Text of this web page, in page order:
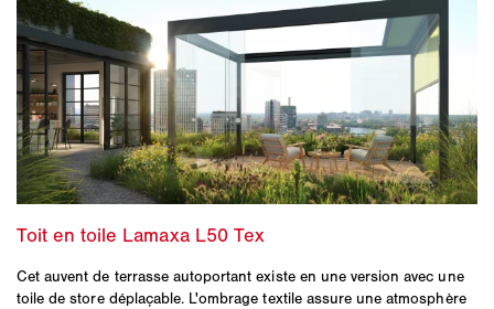
Cet auvent de terrasse autoportant existe en une version avec une
toile de store déplaçable. L'ombrage textile assure une atmosphère